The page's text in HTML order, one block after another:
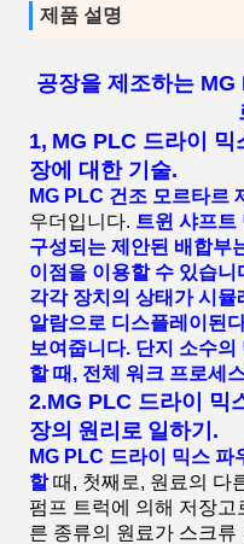
제품 설명
공장을 제조하는
1, MG PLC 드라이 믹
장에 대한 기술.
MG PLC 건조 모르타르
우더입니다. 트윈 샤프트
구성되는 제안된 배합부
이점을 이용할 수 있습
각각 장치의 상태가 시뮬
알람으로 디스플레이된
보여줍니다. 단지 소수의
할 때, 전체 워크 프로세
2.MG PLC 드라이 믹
장의 원리로 일하기 .
MG PLC 드라이 믹스 파
할 때, 첫째로, 원료의 다
펌프 트럭에 의해 저장
른 종류의 원료가 스크류